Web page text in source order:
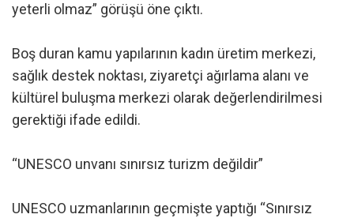
yeterli olmaz” görüşü öne çıktı.
Boş duran kamu yapılarının kadın üretim merkezi,
sağlık destek noktası, ziyaretçi ağırlama alanı ve
kültürel buluşma merkezi olarak değerlendirilmesi
gerektiği ifade edildi.
“UNESCO unvanı sınırsız turizm değildir”
UNESCO uzmanlarının geçmişte yaptığı “Sınırsız